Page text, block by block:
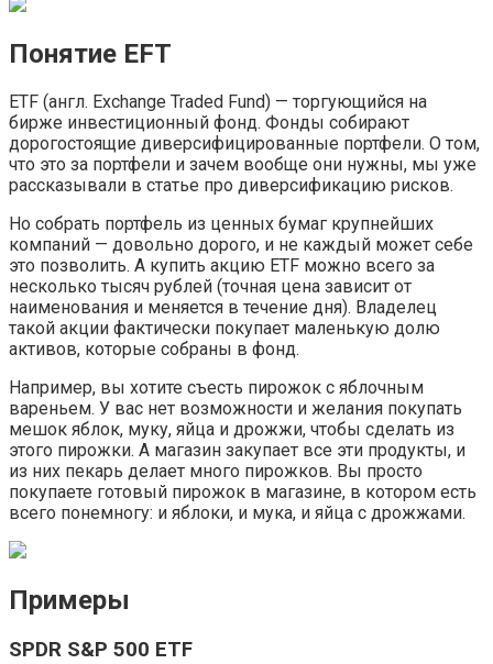
Понятие EFT
ETF (англ. Exchange Traded Fund) — торгующийся на
бирже инвестиционный фонд. Фонды собирают
дорогостоящие диверсифицированные портфели. О том,
что это за портфели и зачем вообще они нужны, мы уже
рассказывали в статье про диверсификацию рисков.
Но собрать портфель из ценных бумаг крупнейших
компаний — довольно дорого, и не каждый может себе
это позволить. А купить акцию ETF можно всего за
несколько тысяч рублей (точная цена зависит от
наименования и меняется в течение дня). Владелец
такой акции фактически покупает маленькую долю
активов, которые собраны в фонд.
Например, вы хотите съесть пирожок с яблочным
вареньем. У вас нет возможности и желания покупать
мешок яблок, муку, яйца и дрожжи, чтобы сделать из
этого пирожки. А магазин закупает все эти продукты, и
из них пекарь делает много пирожков. Вы просто
покупаете готовый пирожок в магазине, в котором есть
всего понемногу: и яблоки, и мука, и яйца с дрожжами.
Примеры
SPDR S&P 500 ETF